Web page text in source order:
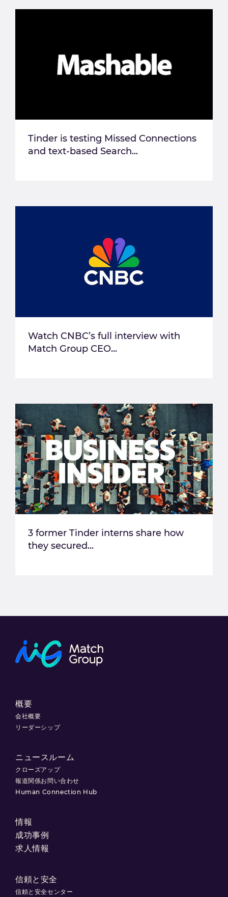
Tinder is testing Missed Connections
and text-based Search...
Watch CNBC’s full interview with
Match Group CEO...
3 former Tinder interns share how
they secured...
概要
会社概要
リーダーシップ
ニュースルーム
クローズアップ
報道関係お問い合わせ
Human Connection Hub
情報
成功事例
求人情報
信頼と安全
信頼と安全センター